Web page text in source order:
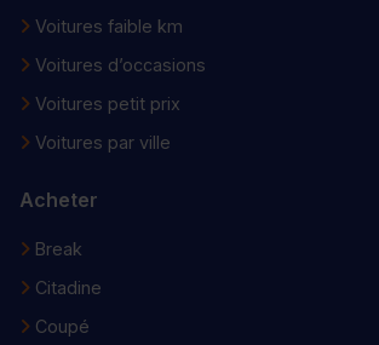
Voitures faible km
Voitures d’occasions
Voitures petit prix
Voitures par ville
Acheter
Break
Citadine
Coupé